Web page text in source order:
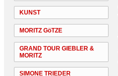
KUNST
MORITZ GöTZE
GRAND TOUR GIEBLER &
MORITZ
SIMONE TRIEDER